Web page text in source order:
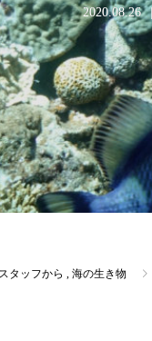
2020.08.26
スタッフから 海の生き物